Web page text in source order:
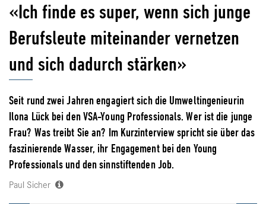
«Ich finde es super, wenn sich junge
Berufsleute miteinander vernetzen
und sich dadurch stärken»
Seit rund zwei Jahren engagiert sich die Umweltingenieurin
Ilona Lück bei den VSA-Young Professionals. Wer ist die junge
Frau? Was treibt Sie an? Im Kurzinterview spricht sie über das
faszinierende Wasser, ihr Engagement bei den Young
Professionals und den sinnstiftenden Job.
Paul Sicher